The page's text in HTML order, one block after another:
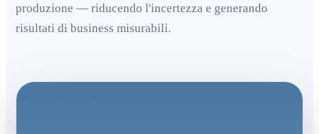
produzione — riducendo l'incertezza e generando
risultati di business misurabili.